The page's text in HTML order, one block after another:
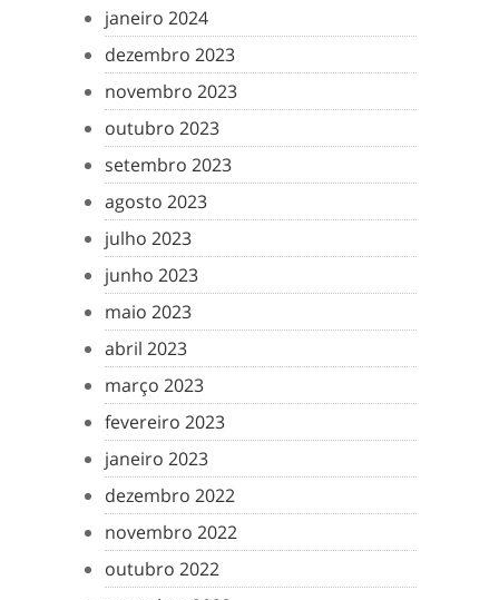
janeiro 2024
dezembro 2023
novembro 2023
outubro 2023
setembro 2023
agosto 2023
julho 2023
junho 2023
maio 2023
abril 2023
março 2023
fevereiro 2023
janeiro 2023
dezembro 2022
novembro 2022
outubro 2022